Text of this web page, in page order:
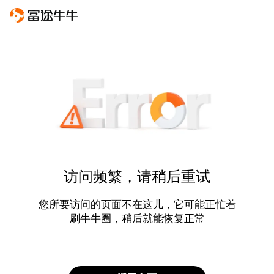
访问频繁，请稍后重试
您所要访问的页面不在这儿，它可能正忙着
刷牛牛圈，稍后就能恢复正常